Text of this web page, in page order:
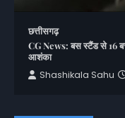
छत्तीसगढ़
CG News: बस स्टैंड से 16
आशंका
Shashikala Sahu